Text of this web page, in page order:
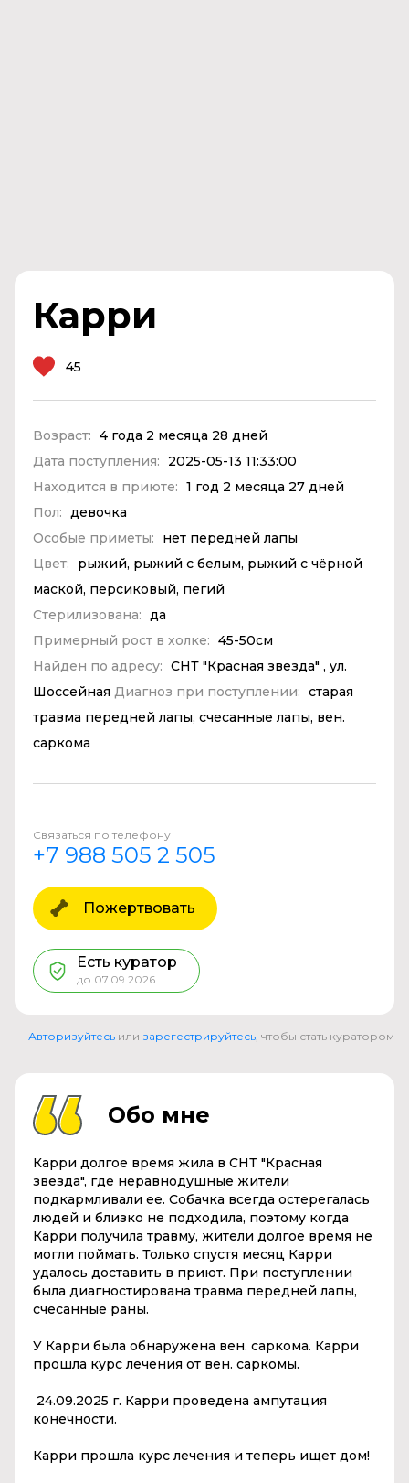
Карри
45
Возраст: 4 года 2 месяца 28 дней
Дата поступления:
2025-05-13 11:33:00
Находится в приюте: 1 год 2 месяца 27 дней
Пол:
девочка
Особые приметы:
нет передней лапы
Цвет:
рыжий, рыжий с белым, рыжий с чёрной
маской, персиковый, пегий
Стерилизована:
да
Примерный рост в холке: 45-50см
Найден по адресу: СНТ "Красная звезда" , ул.
Шоссейная Диагноз при поступлении: старая
травма передней лапы, счесанные лапы, вен.
саркома
Связаться по телефону
+7 988 505 2 505
Пожертвовать
Есть куратор
до 07.09.2026
Авторизуйтесь или зарегестрируйтесь, чтобы стать куратором
Обо мне
Карри долгое время жила в СНТ "Красная
звезда", где неравнодушные жители
подкармливали ее. Собачка всегда остерегалась
людей и близко не подходила, поэтому когда
Карри получила травму, жители долгое время не
могли поймать. Только спустя месяц Карри
удалось доставить в приют. При поступлении
была диагностирована травма передней лапы,
счесанные раны.
У Карри была обнаружена вен. саркома. Карри
прошла курс лечения от вен. саркомы.
24.09.2025 г. Карри проведена ампутация
конечности.
Карри прошла курс лечения и теперь ищет дом!